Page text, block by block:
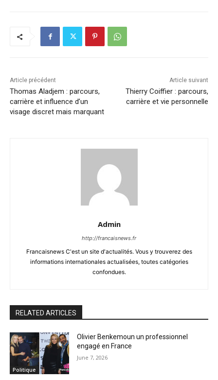
Article précédent
Thomas Aladjem : parcours,
carrière et influence d’un
visage discret mais marquant
Article suivant
Thierry Coiffier : parcours,
carrière et vie personnelle
Admin
http://francaisnews.fr
Francaisnews C'est un site d'actualités. Vous y trouverez des
informations internationales actualisées, toutes catégories
confondues.
RELATED ARTICLES
Politique
Olivier Benkemoun un professionnel
engagé en France
June 7, 2026